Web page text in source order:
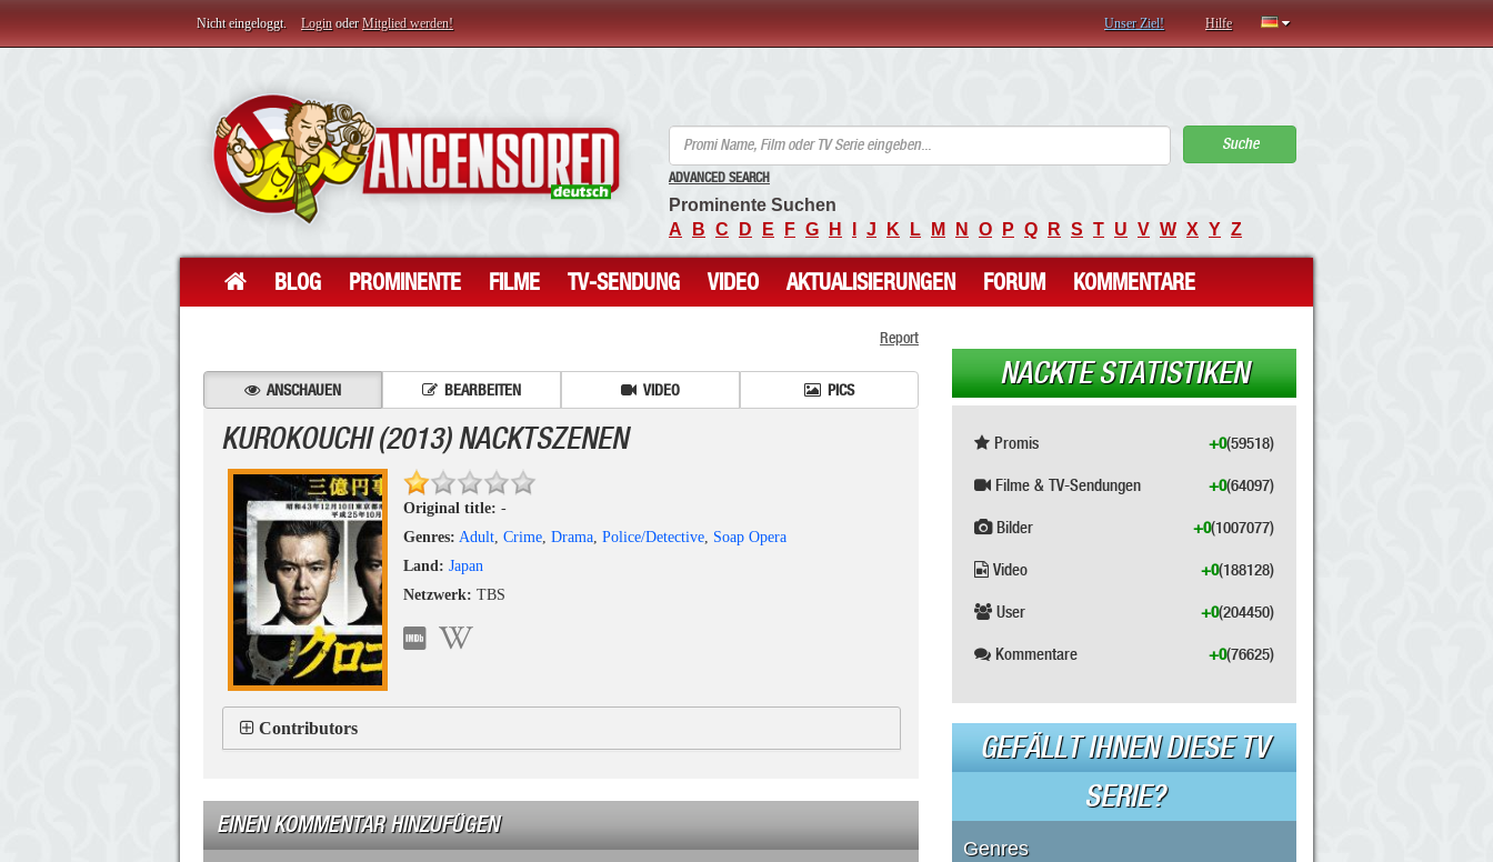
Nicht eingeloggt. Login oderMitglied werden! Unser Ziel! Hilfe
Suche
ADVANCED SEARCH
Prominente Suchen
A
B C D E F G H J K L M N O P Q R S T U V W X Y Z
BLOG PROMINENTE FILME TV-SENDUNG VIDEO AKTUALISIERUNGEN FORUM KOMMENTARE
Report
ANSCHAUEN BEARBEITEN VIDEO PICS
KUROKOUCHI (2013) NACKTSZENEN
Original title: -
Genres: Adult, Crime, Drama, Police/Detective, Soap Opera
Land: Japan
Netzwerk: TBS
Contributors
EINEN KOMMENTAR HINZUFÜGEN
NACKTE STATISTIKEN
Promis (59518)
+0
Filme & TV-Sendungen (64097)
+0
Bilder (1007077)
+0
Video (188128)
+0
User (204450)
+0
Kommentare (76625)
+0
GEFÄLLT IHNEN DIESE TV
SERIE?
Genres